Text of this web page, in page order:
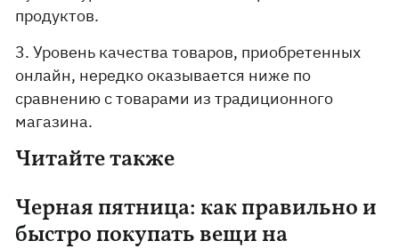
продуктов.
3. Уровень качества товаров, приобретенных
онлайн, нередко оказывается ниже по
сравнению с товарами из традиционного
магазина.
Читайте также
Черная пятница: как правильно и
быстро покупать вещи на